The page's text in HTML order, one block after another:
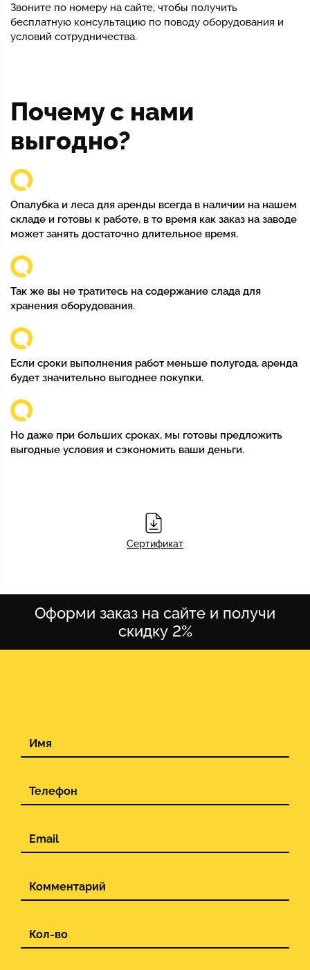
Звоните по номеру на сайте, чтобы получить
бесплатную консультацию по поводу оборудования и
условий сотрудничества.
Почему с нами
выгодно?
Опалубка и леса для аренды всегда в наличии на нашем
складе и готовы к работе, в то время как заказ на заводе
может занять достаточно длительное время.
Так же вы не тратитесь на содержание слада для
хранения оборудования.
Если сроки выполнения работ меньше полугода, аренда
будет значительно выгоднее покупки.
Но даже при больших сроках, мы готовы предложить
выгодные условия и сэкономить ваши деньги.
Сертификат
Оформи заказ на сайте и получи
скидку 2%